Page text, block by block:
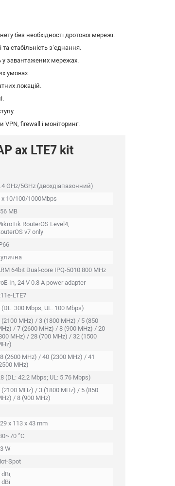
без необхідності дротової мережі.
стабільність з’єднання.
у завантажених мережах.
умовах.
локацій.
firewall і моніторинг.
ax LTE7 kit
GHz/5GHz (двохдіапазонний)
x 10/100/1000Mbps
MB
RouterOS Level4,
v7 only
64bit Dual-core IPQ-5010 800 MHz
In, 24 V 0.8 A power adapter
LTE7
(DL: 300 Mbps; UL: 100 Mbps)
(2100 MHz) / 3 (1800 MHz) / 5 (850
/ 7 (2600 MHz) / 8 (900 MHz) / 20
MHz) / 28 (700 MHz) / 32 (1500
(2600 MHz) / 40 (2300 MHz) / 41
MHz)
(DL: 42.2 Mbps; UL: 5.76 Mbps)
(2100 MHz) / 3 (1800 MHz) / 5 (850
/ 8 (900 MHz)
x 113 x 43 mm
°C
W
Spot
dBi,
dBi